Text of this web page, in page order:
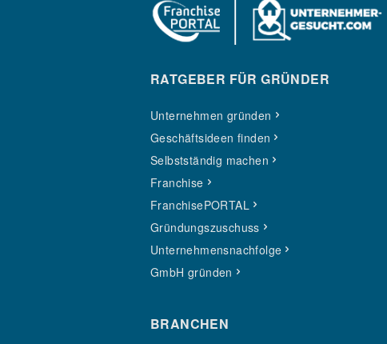
RATGEBER FÜR GRÜNDER
Unternehmen gründen
Geschäftsideen finden
Selbstständig machen
Franchise
FranchisePORTAL
Gründungszuschuss
Unternehmensnachfolge
GmbH gründen
BRANCHEN